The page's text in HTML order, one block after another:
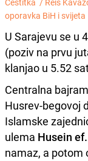
oporavka BiH i svijeta
U Sarajevu se u
(poziv na prvu
klanjao u 5.52
Centralna
Husrev-begovoj
Islamske
ulema Husein
namaz, a potom